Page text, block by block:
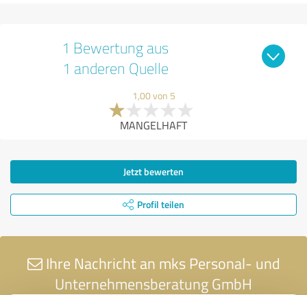
1 Bewertung aus
1 anderen Quelle
1,00 von 5
MANGELHAFT
Jetzt bewerten
Profil teilen
Ihre Nachricht an mks Personal- und
Unternehmensberatung GmbH